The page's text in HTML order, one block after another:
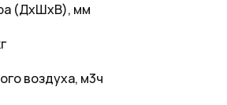
(ДхШхВ), мм
воздуха, м3ч